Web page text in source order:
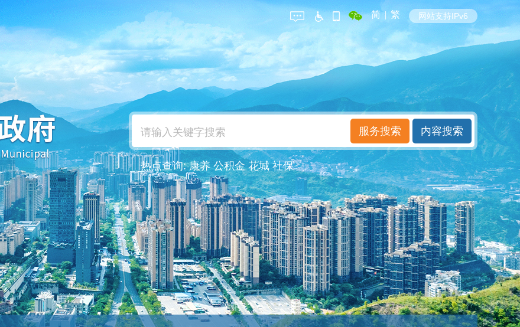
简 | 繁 网站支持IPv6
热点查询:康养 公积金 花城 社保